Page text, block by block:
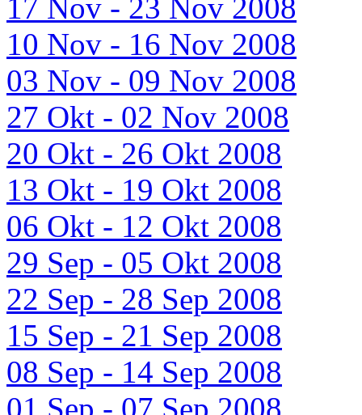
17 Nov - 23 Nov 2008
10 Nov - 16 Nov 2008
03 Nov - 09 Nov 2008
27 Okt - 02 Nov 2008
20 Okt - 26 Okt 2008
13 Okt - 19 Okt 2008
06 Okt - 12 Okt 2008
29 Sep - 05 Okt 2008
22 Sep - 28 Sep 2008
15 Sep - 21 Sep 2008
08 Sep - 14 Sep 2008
01 Sep - 07 Sep 2008